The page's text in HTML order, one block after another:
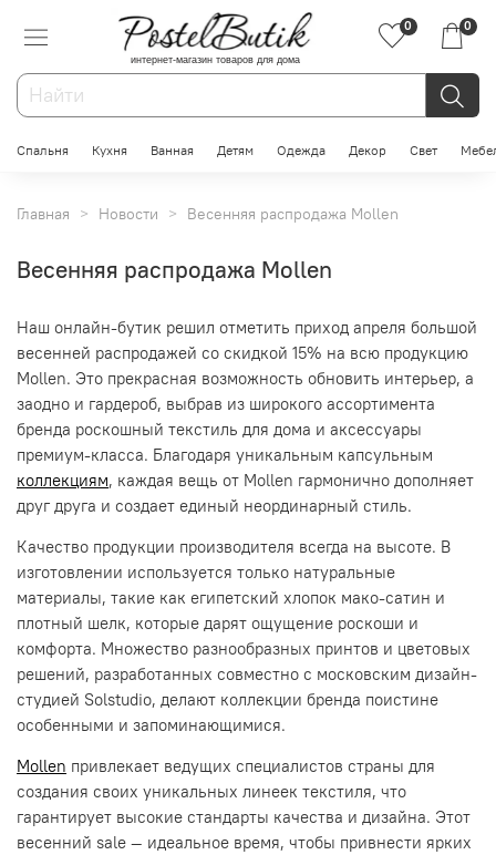
интернет-магазин товаров для дома
0 0
Спальня Кухня Ванная Детям Одежда Декор Свет
Главная Новости Весенняя распродажа Mollen
Весенняя распродажа Mollen
Наш онлайн-бутик решил отметить приход апреля большой
весенней распродажей со скидкой 15% на всю продукцию
Mollen. Это прекрасная возможность обновить интерьер, а
заодно и гардероб, выбрав из широкого ассортимента
бренда роскошный текстиль для дома и аксессуары
премиум-класса. Благодаря уникальным капсульным
коллекциям, каждая вещь от Mollen гармонично дополняет
друг друга и создает единый неординарный стиль.
Качество продукции производителя всегда на высоте. В
изготовлении используется только натуральные
материалы, такие как египетский хлопок мако-сатин и
плотный шелк, которые дарят ощущение роскоши и
комфорта. Множество разнообразных принтов и цветовых
решений, разработанных совместно с московским дизайн-
студией Solstudio, делают коллекции бренда поистине
особенными и запоминающимися.
Mollen привлекает ведущих специалистов страны для
создания своих уникальных линеек текстиля, что
гарантирует высокие стандарты качества и дизайна. Этот
весенний sale — идеальное время, чтобы привнести ярких